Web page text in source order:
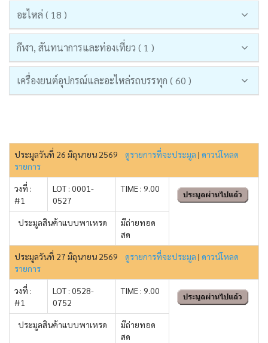
อะไหล่ ( 18 )
กีฬา, สันทนาการและท่องเที่ยว ( 1 )
เครื่องยนต์อุปกรณ์และอะไหล่รถบรรทุก ( 60 )
ประมูลวันที่ 26 มิถุนายน 2569 ดูรายการที่จะประมูล | ดาวน์โหลด
รายการ
วงที่ :
#1
LOT : 0001-
0527
TIME : 9.00
ประมูลสินค้าแบบพาเหรด
มีถ่ายทอด
สด
ประมูลวันที่ 27 มิถุนายน 2569 ดูรายการที่จะประมูล | ดาวน์โหลด
รายการ
วงที่ :
#1
LOT : 0528-
0752
TIME : 9.00
ประมูลสินค้าแบบพาเหรด
มีถ่ายทอด
สด